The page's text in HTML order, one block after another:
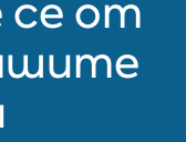
се от